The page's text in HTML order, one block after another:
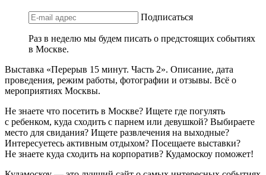
Подписаться
Раз в неделю мы будем писать о предстоящих событиях
в Москве.
Выставка «Перерыв 15 минут. Часть 2». Описание, дата
проведения, режим работы, фотографии и отзывы. Всё о
мероприятиях Москвы.
Не знаете что посетить в Москве? Ищете где погулять
с ребенком, куда сходить с парнем или девушкой? Выбираете
место для свидания? Ищете развлечения на выходные?
Интересуетесь активным отдыхом? Посещаете выставки?
Не знаете куда сходить на корпоратив? Кудамоскоу поможет!